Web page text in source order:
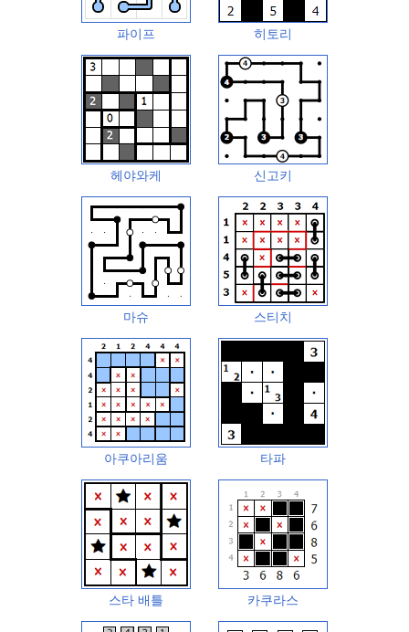
파이프 히토리
헤야와케 신고키
마슈 스티치
아쿠아리움 타파
스타 배틀 카쿠라스